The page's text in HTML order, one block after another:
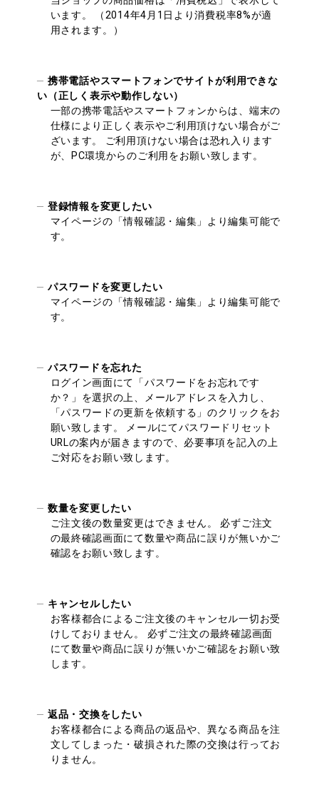
います。 （2014年4月1日より消費税率8%が適
用されます。）
携帯電話やスマートフォンでサイトが利用できな
い（正しく表示や動作しない）
一部の携帯電話やスマートフォンからは、端末の
仕様により正しく表示やご利用頂けない場合がご
ざいます。 ご利用頂けない場合は恐れ入ります
が、PC環境からのご利用をお願い致します。
登録情報を変更したい
マイページの「情報確認・編集」より編集可能で
す。
パスワードを変更したい
マイページの「情報確認・編集」より編集可能で
す。
パスワードを忘れた
ログイン画面にて「パスワードをお忘れです
か？」を選択の上、メールアドレスを入力し、
「パスワードの更新を依頼する」のクリックをお
願い致します。 メールにてパスワードリセット
URLの案内が届きますので、必要事項を記入の上
ご対応をお願い致します。
数量を変更したい
ご注文後の数量変更はできません。 必ずご注文
の最終確認画面にて数量や商品に誤りが無いかご
確認をお願い致します。
キャンセルしたい
お客様都合によるご注文後のキャンセル一切お受
けしておりません。 必ずご注文の最終確認画面
にて数量や商品に誤りが無いかご確認をお願い致
します。
返品・交換をしたい
お客様都合による商品の返品や、異なる商品を注
文してしまった・破損された際の交換は行ってお
りません。